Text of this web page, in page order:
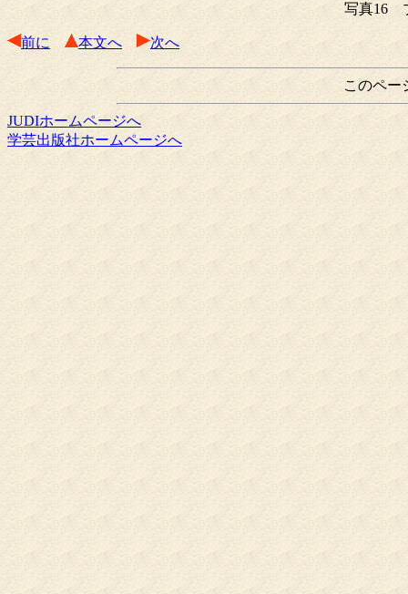
写真16
前に 本文へ 次へ
このペー
JUDIホームページへ
学芸出版社ホームページへ